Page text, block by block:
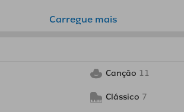
Carregue mais
Canção 11
Clássico 7